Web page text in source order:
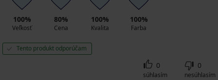
100%
Veľkosť
80%
Cena
100%
Kvalita
100%
Farba
Tento produkt odporúčam
0
súhlasím
0
nesúhlasím